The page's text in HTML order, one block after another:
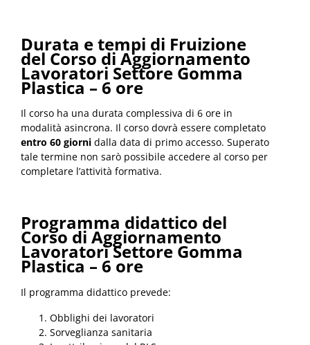
Durata e tempi di Fruizione
del Corso di Aggiornamento
Lavoratori Settore Gomma
Plastica – 6 ore
Il corso ha una durata complessiva di 6 ore in
modalità asincrona. Il corso dovrà essere completato
entro 60 giorni dalla data di primo accesso. Superato
tale termine non sarò possibile accedere al corso per
completare l’attività formativa.
Programma didattico del
Corso di Aggiornamento
Lavoratori Settore Gomma
Plastica – 6 ore
Il programma didattico prevede:
Obblighi dei lavoratori
Sorveglianza sanitaria